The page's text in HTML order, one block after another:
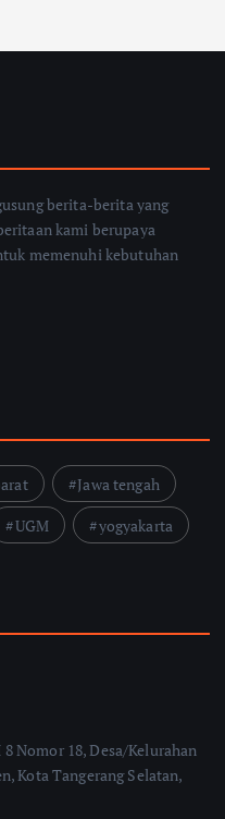
berita-berita yang
kami berupaya
memenuhi kebutuhan
Jawa tengah
UGM yogyakarta
Nomor 18, Desa/Kelurahan
Kota Tangerang Selatan,